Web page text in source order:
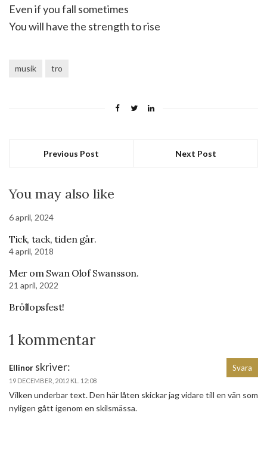
Even if you fall sometimes
You will have the strength to rise
musik tro
Previous Post Next Post
You may also like
6 april, 2024
Tick, tack, tiden går.
4 april, 2018
Mer om Swan Olof Swansson.
21 april, 2022
Bröllopsfest!
1 kommentar
Ellinor skriver:
19 DECEMBER, 2012 KL. 12:08
Vilken underbar text. Den här låten skickar jag vidare till en vän som
nyligen gått igenom en skilsmässa.
Svara